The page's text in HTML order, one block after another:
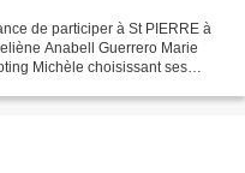
de participer à St PIERRE à
Anabell Guerrero Marie
Michèle choisissant ses